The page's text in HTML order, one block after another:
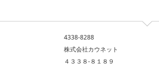
4338-8288
株式会社カウネット
４３３８‐８１８９